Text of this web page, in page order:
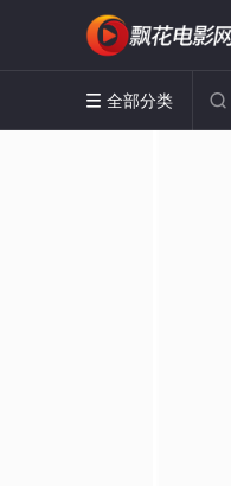
 全部分类 